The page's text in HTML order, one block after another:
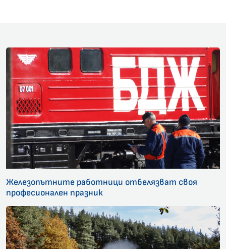
Железопътните работници отбелязват своя
професионален празник